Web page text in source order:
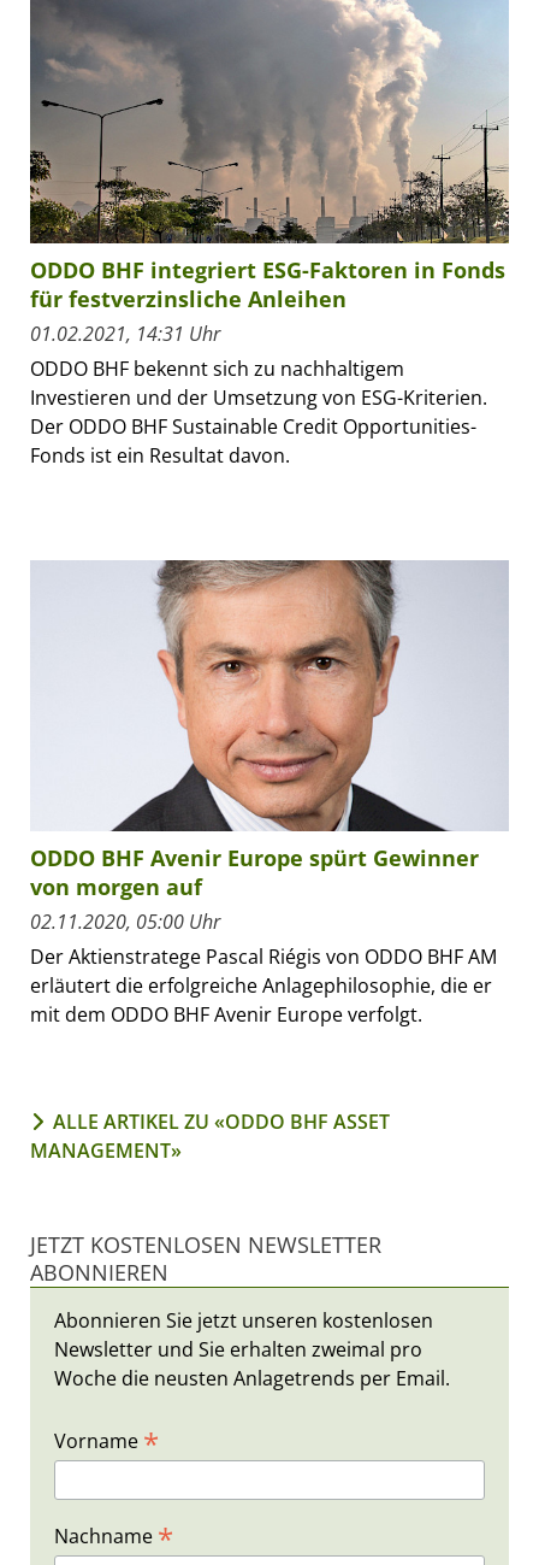
ODDO BHF integriert ESG-Faktoren in Fonds
für festverzinsliche Anleihen
01.02.2021, 14:31 Uhr
ODDO BHF bekennt sich zu nachhaltigem
Investieren und der Umsetzung von ESG-Kriterien.
Der ODDO BHF Sustainable Credit Opportunities-
Fonds ist ein Resultat davon.
ODDO BHF Avenir Europe spürt Gewinner
von morgen auf
02.11.2020, 05:00 Uhr
Der Aktienstratege Pascal Riégis von ODDO BHF AM
erläutert die erfolgreiche Anlagephilosophie, die er
mit dem ODDO BHF Avenir Europe verfolgt.
ALLE ARTIKEL ZU «ODDO BHF ASSET
MANAGEMENT»
JETZT KOSTENLOSEN NEWSLETTER
ABONNIEREN
Abonnieren Sie jetzt unseren kostenlosen
Newsletter und Sie erhalten zweimal pro
Woche die neusten Anlagetrends per Email.
Vorname *
Nachname *